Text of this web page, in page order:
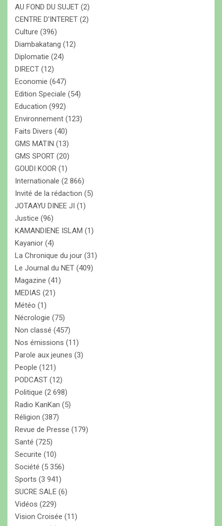
AU FOND DU SUJET (2)
CENTRE D'INTERET (2)
Culture (396)
Diambakatang (12)
Diplomatie (24)
DIRECT (12)
Economie (647)
Edition Speciale (54)
Education (992)
Environnement (123)
Faits Divers (40)
GMS MATIN (13)
GMS SPORT (20)
GOUDI KOOR (1)
Internationale (2 866)
Invité de la rédaction (5)
JOTAAYU DINEE JI (1)
Justice (96)
KAMANDIENE ISLAM (1)
Kayanior (4)
La Chronique du jour (31)
Le Journal du NET (409)
Magazine (41)
MEDIAS (21)
Météo (1)
Nécrologie (75)
Non classé (457)
Nos émissions (11)
Parole aux jeunes (3)
People (121)
PODCAST (12)
Politique (2 698)
Radio KanKan (5)
Réligion (387)
Revue de Presse (179)
Santé (725)
Securite (10)
Société (5 356)
Sports (3 941)
SUCRE SALE (6)
Vidéos (229)
Vision Croisée (11)